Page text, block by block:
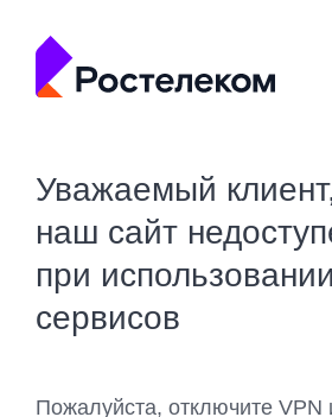
Уважаемый
наш сайт
при
сервисов
Пожалуйста, отключите VPN